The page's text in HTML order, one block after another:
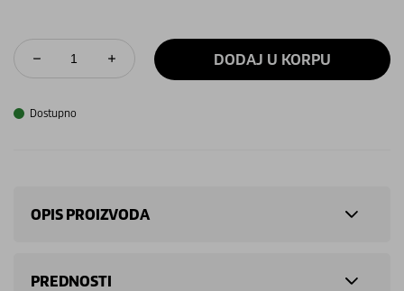
DODAJ U KORPU
Dostupno
OPIS PROIZVODA
PREDNOSTI